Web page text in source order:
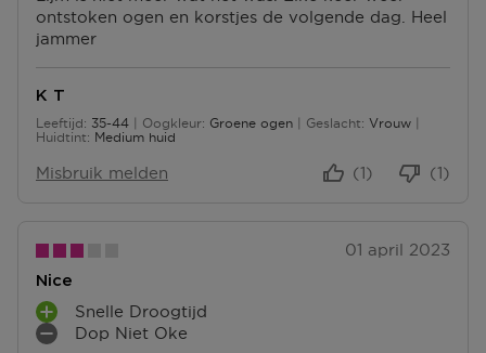
dagen de tijd om de producten te retourneren. Om
jouw bestelling te herroepen, kun je contact met ons
Omruilen of terugbrengen in de winkel
Je mag het product ook terugbrengen of omruilen in
een winkel bij jou in de buurt. Hiervoor hoef je geen
Ga naar meer info en FAQ’s over retourneren.
Meer vragen rond bestellen? Die vind je op onze FAQ
pagina.
ontstoken ogen en korstjes de volgende dag. Heel
jammer
K T
Leeftijd
35 tot 4435-44 Oogkleur Groene ogen Geslacht
Vrouw
Huidtint
Medium huid
Misbruik melden (1)
(1)
01 april 2023
Nice
P
L
Snelle Droogtijd
M
Dop Niet Oke